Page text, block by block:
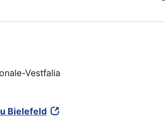
Vestfalia
Bielefeld